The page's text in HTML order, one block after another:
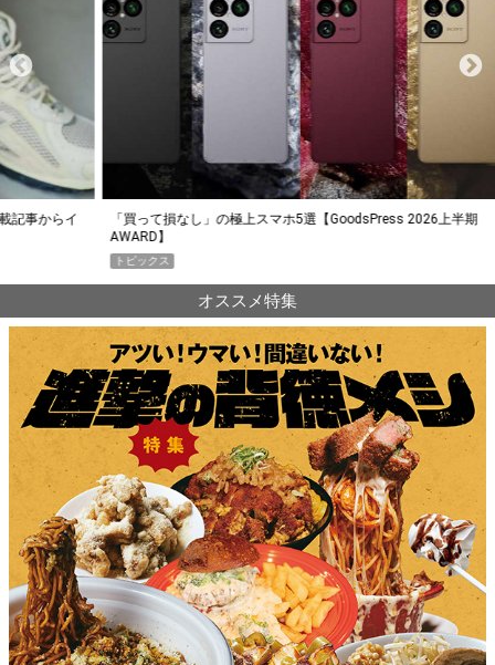
イ
「買って損なし」の極上スマホ5選【GoodsPress 2026上半期
AWARD】
薄着
オススメ特集